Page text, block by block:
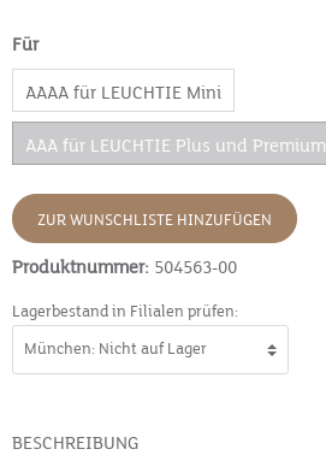
Für
AAAA für LEUCHTIE Mini
AAA für LEUCHTIE Plus und Premium
ZUR WUNSCHLISTE HINZUFÜGEN
Produktnummer: 504563-00
Lagerbestand in Filialen prüfen:
BESCHREIBUNG